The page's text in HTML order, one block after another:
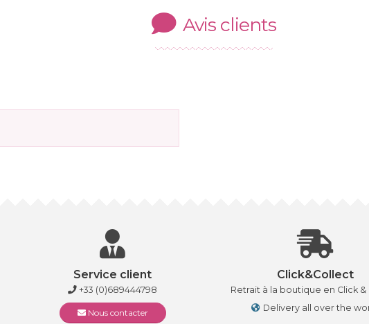
Avis clients
Service client
+33 (0)689444798
Nous contacter
Click&Collect
Retrait à la boutique en Click
Delivery all over the